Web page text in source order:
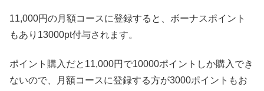
11,000円の月額コースに登録すると、ボーナスポイント
もあり13000pt付与されます。
ポイント購入だと11,000円で10000ポイントしか購入でき
ないので、月額コースに登録する方が3000ポイントもお